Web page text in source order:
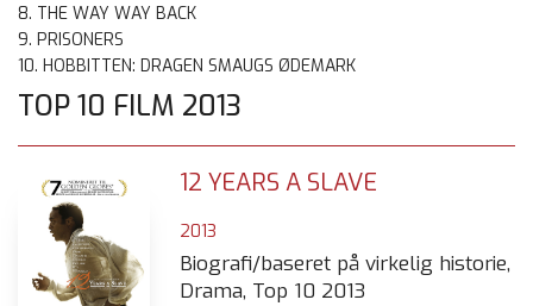
8. THE WAY WAY BACK
9. PRISONERS
10. HOBBITTEN: DRAGEN SMAUGS ØDEMARK
TOP 10 FILM 2013
12 YEARS A SLAVE
2013
Biografi/baseret på virkelig historie,
Drama, Top 10 2013